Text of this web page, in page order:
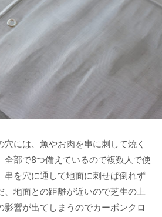
には、魚やお肉を串に刺して焼く
全部で8つ備えているので複数人で使
串を穴に通して地面に刺せば倒れず
、地面との距離が近いので芝生の上
響が出てしまうのでカーボンクロ